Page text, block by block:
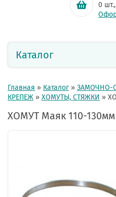
0 шт.,
Каталог
Главная » Каталог » ЗАМОЧНО-
КРЕПЕЖ » ХОМУТЫ, СТЯЖКИ »
ХОМУТ Маяк 110-130мм